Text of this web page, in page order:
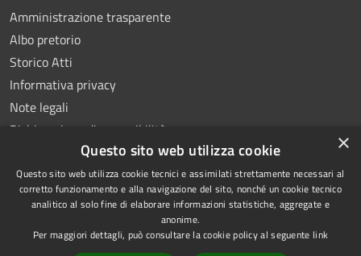
Amministrazione trasparente
Albo pretorio
Storico Atti
Informativa privacy
Note legali
Dichiarazione di accessibilità
RSS
Accessibilità
Copyright © 2026 • Comune di
Montoro • Powered by
×
Questo sito web utilizza cookie
Questo sito web utilizza cookie tecnici e assimilati strettamente necessari al
corretto funzionamento e alla navigazione del sito, nonché un cookie tecnico
analitico al solo fine di elaborare informazioni statistiche, aggregate e
anonime.
Per maggiori dettagli, può consultare la cookie policy al seguente link